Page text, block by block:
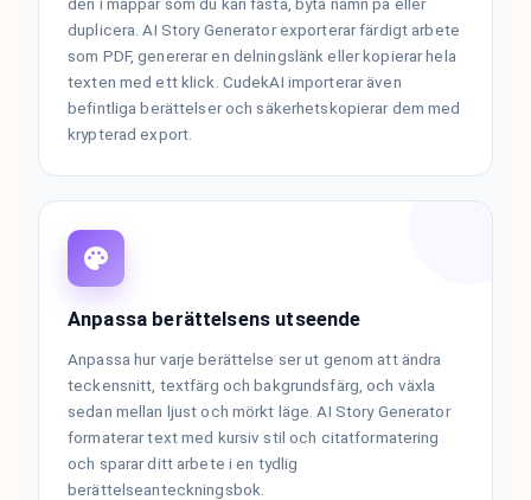
duplicera. AI Story Generator exporterar färdigt arbete
som PDF, genererar en delningslänk eller kopierar hela
texten med ett klick. CudekAI importerar även
befintliga berättelser och säkerhetskopierar dem med
krypterad export.
Anpassa berättelsens utseende
Anpassa hur varje berättelse ser ut genom att ändra
teckensnitt, textfärg och bakgrundsfärg, och växla
sedan mellan ljust och mörkt läge. AI Story Generator
formaterar text med kursiv stil och citatformatering
och sparar ditt arbete i en tydlig
berättelseanteckningsbok.